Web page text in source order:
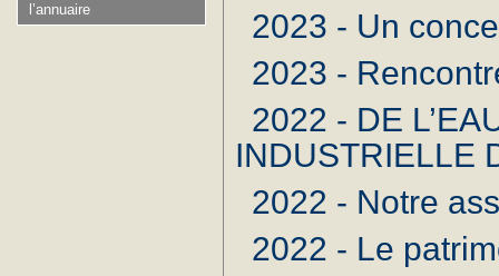
2023 - Un
2023 -
2022 - DE
INDUSTRIELLE
2022 - Notre
2022 - Le
l’annuaire